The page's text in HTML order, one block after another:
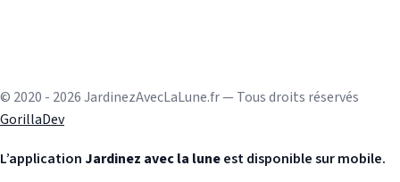
© 2020 - 2026 JardinezAvecLaLune.fr — Tous droits réservés
GorillaDev
L’application Jardinez avec la luneest disponible sur mobile.